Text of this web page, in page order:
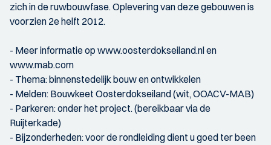
zich in de ruwbouwfase. Oplevering van deze gebouwen is
voorzien 2e helft 2012.
- Meer informatie op www.oosterdokseiland.nl en
www.mab.com
- Thema: binnenstedelijk bouw en ontwikkelen
- Melden: Bouwkeet Oosterdokseiland (wit, OOACV-MAB)
- Parkeren: onder het project. (bereikbaar via de
Ruijterkade)
- Bijzonderheden: voor de rondleiding dient u goed ter been